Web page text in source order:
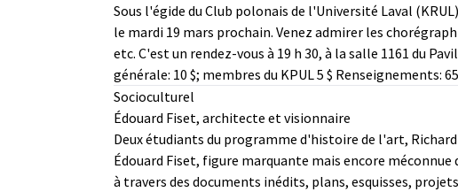
Sous l'égide du Club polonais de l'Université Laval
le mardi 19 mars prochain. Venez admirer les
etc. C'est un rendez-vous à 19 h 30, à la salle 1161 du
générale: 10 $; membres du KPUL 5 $ Renseignements:
Socioculturel
Édouard Fiset, architecte et visionnaire
Deux étudiants du programme d'histoire de l'art,
Édouard Fiset, figure marquante mais encore
à travers des documents inédits, plans, esquisses,